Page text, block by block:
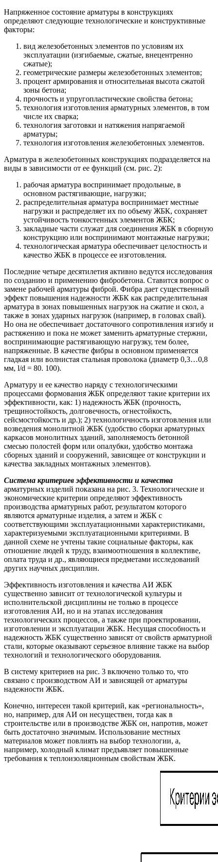
Напряженное состояние арматуры в конструкциях
определяют следующие технологические и конструктивные
факторы:
вид железобетонных элементов по условиям их
эксплуатации (изгибаемые, сжатые, внецентренно
сжатые);
геометрические размеры железобетонных элементов;
процент армирования и относительная высота сжатой
зоны бетона;
прочность и упругопластические свойства бетона;
технология изготовления арматурных элементов, в том
числе их сварка;
технология заготовки и натяжения напрягаемой
арматуры;
технология изготовления железобетонных элементов.
Арматура в железобетонных конструкциях подразделяется на
виды в зависимости от ее функций (см. рис. 2):
рабочая арматура воспринимает продольные, в
основном растягивающие, нагрузки;
распределительная арматура воспринимает местные
нагрузки и распределяет их по объему ЖБК, сохраняет
устойчивость тонкостенных элементов ЖБК;
закладные части служат для соединения ЖБК в сборную
конструкцию или воспринимают монтажные нагрузки;
технологическая арматура обеспечивает целостность и
качество ЖБК в процессе ее изготовления.
Последние четыре десятилетия активно ведутся исследования
по созданию и применению фибробетона. Ставится вопрос о
замене рабочей арматуры фиброй. Фибра дает существенный
эффект повышения надежности ЖБК как распределительная
арматура в зонах повышенных нагрузок на сжатие и скол, а
также в зонах ударных нагрузок (например, в головах свай).
Но она не обеспечивает достаточного сопротивления изгибу и
растяжению и пока не может заменить арматурные стержни,
воспринимающие растягивающую нагрузку, тем более,
напряженные. В качестве фибры в основном применяется
гладкая или волнистая стальная проволока (диаметр 0,3…0,8
мм, l/d = 80. 100).
Арматуру и ее качество наряду с технологическими
процессами формования ЖБК определяют такие критерии их
эффективности, как: 1) надежность ЖБК (прочность,
трещиностойкость, долговечность, огнестойкость,
сейсмостойкость и др.); 2) технологичность изготовления или
возведения монолитной ЖБК (удобство сборки арматурных
каркасов монолитных зданий, заполняемость бетонной
смесью полостей форм или опалубки, удобство монтажа
сборных зданий и сооружений, зависящее от конструкции и
качества закладных монтажных элементов).
Система критериев эффективности и качества
арматурных изделий показана на рис. 3. Технологические и
экономические критерии определяют эффективность
производства арматурных работ, результатом которого
являются арматурные изделия, а затем и ЖБК с
соответствующими эксплуатационными характеристиками,
характеризуемыми эксплуатационными критериями. В
данной схеме не учтены такие социальные факторы, как
отношение людей к труду, взаимоотношения в коллективе,
оплата труда и др., являющиеся предметами исследований
других научных дисциплин.
Эффективность изготовления и качества АИ ЖБК
существенно зависит от технологической культуры и
исполнительской дисциплины не только в процессе
изготовления АИ, но и на этапах исследования
технологических процессов, а также при проектировании,
изготовлении и эксплуатации ЖБК. Несущая способность и
надежность ЖБК существенно зависят от свойств арматурной
стали, которые оказывают серьезное влияние также на выбор
технологий и технологического оборудования.
В систему критериев на рис. 3 включено только то, что
связано с производством АИ и зависящей от арматуры
надежности ЖБК.
Конечно, интересен такой критерий, как «региональность»,
но, например, для АИ он несуществен, тогда как в
строительстве или в производстве ЖБК он, напротив, может
быть достаточно значимым. Использование местных
материалов может повлиять на выбор технологии, а,
например, холодный климат предъявляет повышенные
требования к теплоизоляционным свойствам ЖБК.